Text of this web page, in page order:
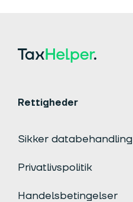
Rettigheder
Sikker databehandling
Privatlivspolitik
Handelsbetingelser